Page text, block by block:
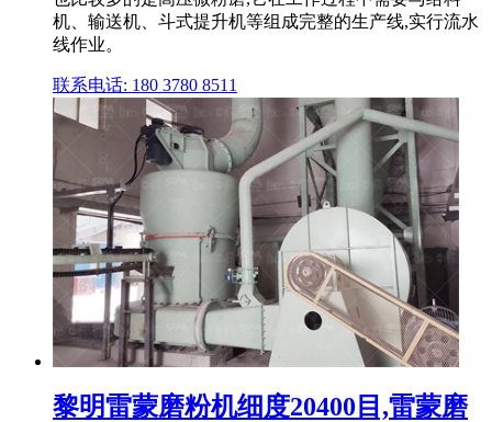
机、输送机、斗式提升机等组成完整的生产线,实行流水
线作业。
联系电话: 180 3780 8511
黎明雷蒙磨粉机细度20400目,雷蒙磨